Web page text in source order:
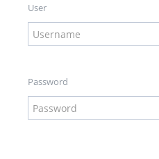
User
Password